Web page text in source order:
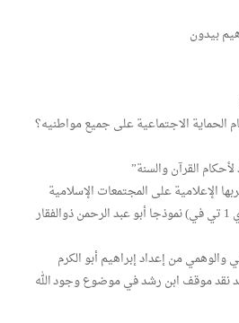
بيدون
الاجتماعية على جميع مواطنيه؟
القرآن والسنة”
الإعلامية على المجتمعات الإسلامية
برنامج بدون حرج على قناة (ميدي 1 تي في) نموذجا أبو عبد الرحمن ذوالفقار
من إعداد إبراهيم أبو الكرم
نقد موقف ابن رشد في موضوع وجود الله